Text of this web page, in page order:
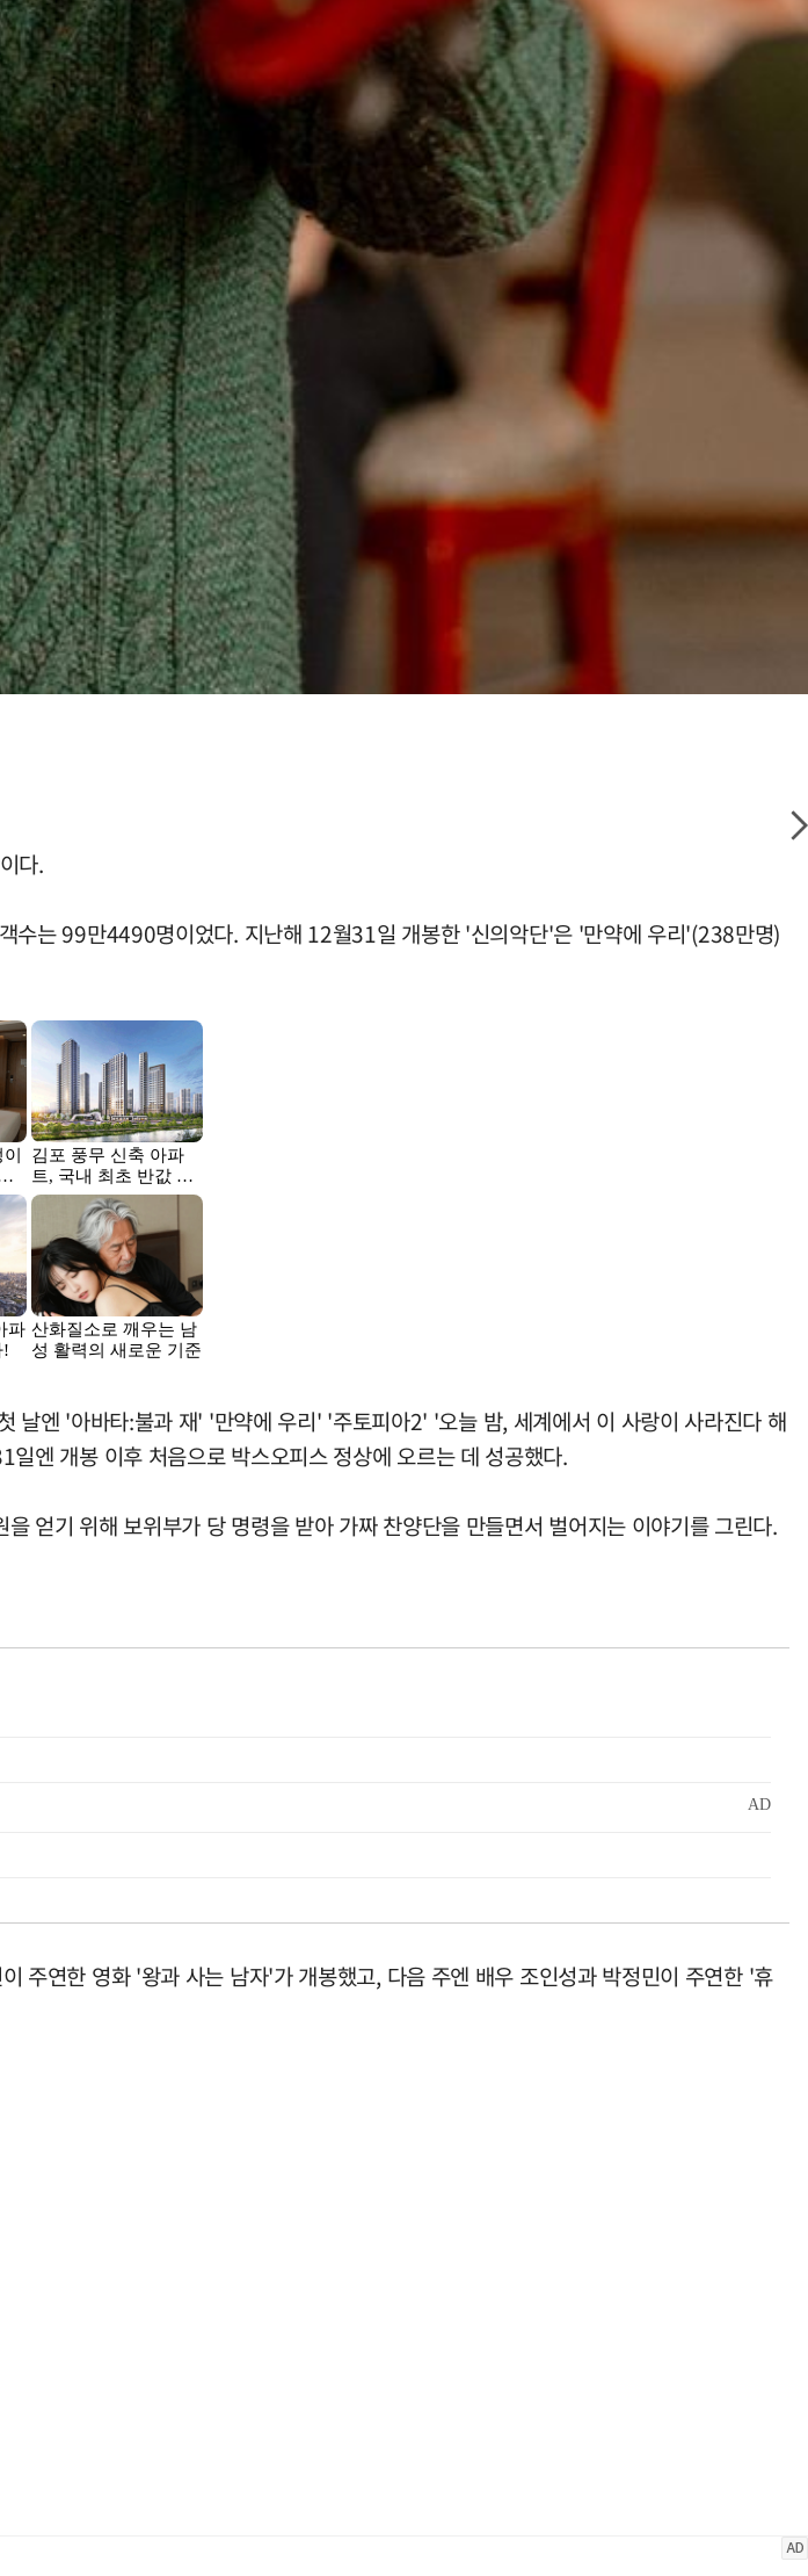
다.
수는 99만4490명이었다. 지난해 12월31일 개봉한 '신의악단'은 '만약에 우리'(238만명)
엔 '아바타:불과 재' '만약에 우리' '주토피아2' '오늘 밤, 세계에서 이 사랑이 사라진다 해
엔 개봉 이후 처음으로 박스오피스 정상에 오르는 데 성공했다.
얻기 위해 보위부가 당 명령을 받아 가짜 찬양단을 만들면서 벌어지는 이야기를 그린다.
주연한 영화 '왕과 사는 남자'가 개봉했고, 다음 주엔 배우 조인성과 박정민이 주연한 '휴